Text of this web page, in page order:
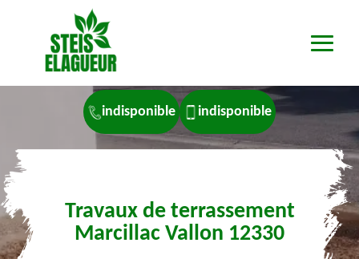
indisponible indisponible
Travaux de terrassement
Marcillac Vallon 12330